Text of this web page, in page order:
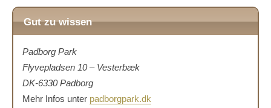
Gut zu wissen
Padborg Park
Flyvepladsen 10 – Vesterbæk
DK-6330 Padborg
Mehr Infos unter padborgpark.dk